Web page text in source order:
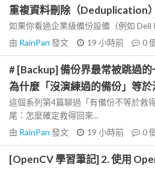
重複資料刪除（Deduplication）
如果你看過企業級備份設備（例如
由 RainPan 發文 19 小時前 0
# [Backup] 備份界最常被跳過
為什麼「沒演練過的備份」等於
這個系列第4篇聊過「有備份不等於救
尾：怎麼確定救得回來...
由 RainPan 發文 19 小時前 0
[OpenCV 學習筆記] 2. 使用